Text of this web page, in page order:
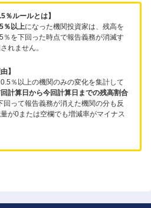
％ルールとは】
％以上になった機関投資家は、残高を
％を下回った時点で報告義務が消滅す
れません。
】
％以上の機関のみの変化を集計して
計算日から今回計算日までの残高割合
回って報告義務が消えた機関の分も反
が0または空欄でも増減率がマイナス